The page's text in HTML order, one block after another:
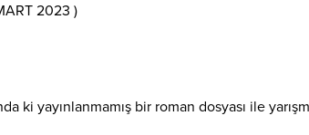
2023 )
ki yayınlanmamış bir roman dosyası ile